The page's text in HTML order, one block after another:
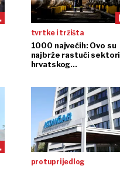
tvrtke i tržišta
1000 najvećih: Ovo su
najbrže rastući sektori
hrvatskog
protuprijedlog